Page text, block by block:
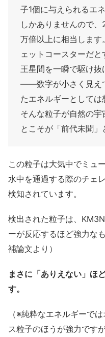
子1個に与えられるエ
しかありませんので
万倍以上に相当しま
ェットコースターだ
王星間を一瞬で駆け
――数字が小さく見え
たエネルギーとしては
そんな粒子が自然の宇
とこそが「前代未聞」
この粒子は大気中でミュ
水中を通過する際のチェ
検知されています。
検出された粒子は、
ーが反応するほど強力な
補論文より）
まさに「ありえない」ほ
す。
（※純粋なエネルギーで
ス粒子のほうが強力です